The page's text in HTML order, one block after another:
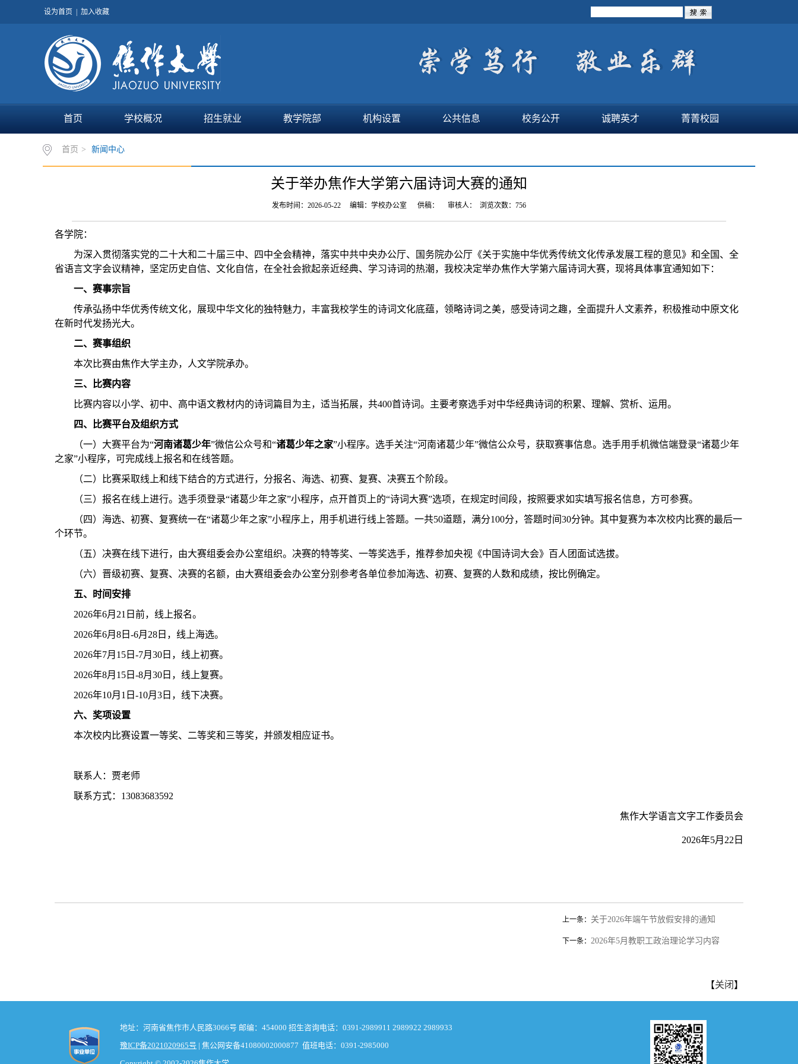
设为首页 加入收藏
首页 学校概况 招生就业 教学院部 机构设置 公共信息 校务公开 诚聘英才 菁菁校园
首页 > 新闻中心
关于举办焦作大学第六届诗词大赛的通知
发布时间：2026-05-22 编辑：学校办公室 供稿： 审核人： 浏览次数： 756
各学院：
为深入贯彻落实党的二十大和二十届三中、 四中全会精神，落实中共中央办公厅、国务院办公厅《关于实施中华优秀传统文化传承发展工程的意见》和全国、全
省语言文字会议精神，坚定历史自信、文化自信，在全社会掀起亲近经典、学习诗词的热潮，我校决定举办焦作大学第六届诗词大赛，现将具体事宜通知如下：
一、赛事宗旨
传承弘扬中华优秀传统文化，展现中华文化的独特魅力，丰富我校学生的诗词文化底蕴，领略诗词之美，感受诗词之趣，全面提升人文素养，积极推动中原文化
在新时代发扬光大。
二、赛事组织
本次比赛由焦作大学主办，人文学院承办。
三、比赛内容
比赛内容以小学、初中、高中语文教材内的诗词篇目为主，适当拓展， 共400首诗词。主要考察选手对中华经典诗词的积累、理解、赏析、运用。
四、比赛平台及组织方式
（一）大赛平台为“河南诸葛少年”微信公众号和“诸葛少年之家”小程序。选手关注“河南诸葛少年”微信公众号，获取赛事信息。选手用手机微信端登录“诸葛少年
之家”小程序，可完成线上报名和在线答题。
（二） 比赛采取线上和线下结合的方式进行， 分报名、海选、初赛、复赛、决赛五个阶段。
（三） 报名在线上进行。选手须登录“诸葛少年之家”小程序，点开首页上的“诗词大赛”选项，在规定时间段，按照要求如实填写报名信息，方可参赛。
（四） 海选、初赛、复赛统一在“诸葛少年之家”小程序 上，用手机进行线上答题。一共50道题，满分100分，答题时间30分钟。其中复赛为本次校内比赛的最后一
个环节。
（五） 决赛在线下进行，由大赛组委会办公室组织。 决赛的特等奖、一等奖选手，推荐参加央视 《中国诗词大会》百人团面试选拔。
（六） 晋级初赛、复赛、决赛的名额，由大赛组委会办公室分别参考各单位参加海选、初赛、复赛的人数和成绩，按比例确定。
五、时间安排
2026年6月 21 日前，线上报名。
2026年6月 8日-6月28日 ，线上海选。
2026年7月 15日-7月30日 ，线上初赛。
2026年8月 15日-8月30日 ，线上复赛。
2026年10月 1日-10月3日 ，线下决赛。
六、奖项设置
本次校内比赛设置一等奖、二等奖和三等奖，并颁发相应证书。
联系人：贾老师
联系方式： 13083683592
焦作大学语言文字工作委员会
2026年5月 22 日
上一条： 关于2026年端午节放假安排的通知
下一条： 2026年5月教职工政治理论学习内容
【关闭 】
地址：河南省焦作市人民路3066号 邮编：454000 招生咨询电话：0391-2989911 2989922 2989933
豫ICP备2021020965号 | 焦公网安备41080002000877 值班电话：0391-2985000